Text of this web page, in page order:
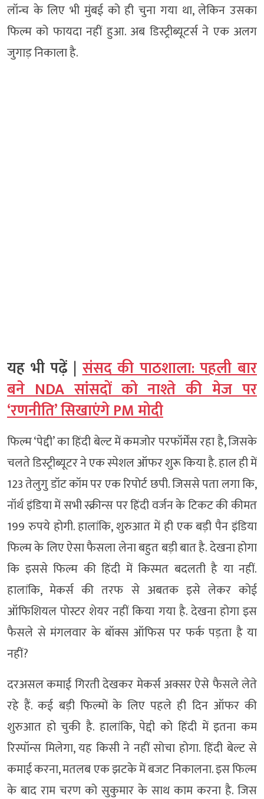
लॉन्च के लिए भी मुंबई को ही चुना गया था, लेकिन उसका
फिल्म को फायदा नहीं हुआ. अब डिस्ट्रीब्यूटर्स ने एक अलग
जुगाड़ निकाला है.
यह भी पढ़ें |संसद की पाठशाला: पहली बार
बने NDA सांसदों को नाश्ते की मेज पर
‘रणनीति’ सिखाएंगे PM मोदी
फिल्म ‘पेद्दी’ का हिंदी बेल्ट में कमजोर परफॉर्मेंस रहा है, जिसके
चलते डिस्ट्रीब्यूटर ने एक स्पेशल ऑफर शुरू किया है. हाल ही में
123 तेलुगु डॉट कॉम पर एक रिपोर्ट छपी. जिससे पता लगा कि,
नॉर्थ इंडिया में सभी स्क्रीन्स पर हिंदी वर्जन के टिकट की कीमत
199 रुपये होगी. हालांकि, शुरुआत में ही एक बड़ी पैन इंडिया
फिल्म के लिए ऐसा फैसला लेना बहुत बड़ी बात है. देखना होगा
कि इससे फिल्म की हिंदी में किस्मत बदलती है या नहीं.
हालांकि, मेकर्स की तरफ से अबतक इसे लेकर कोई
ऑफिशियल पोस्टर शेयर नहीं किया गया है. देखना होगा इस
फैसले से मंगलवार के बॉक्स ऑफिस पर फर्क पड़ता है या
नहीं?
दरअसल कमाई गिरती देखकर मेकर्स अक्सर ऐसे फैसले लेते
रहे हैं. कई बड़ी फिल्मों के लिए पहले ही दिन ऑफर की
शुरुआत हो चुकी है. हालांकि, पेद्दी को हिंदी में इतना कम
रिस्पॉन्स मिलेगा, यह किसी ने नहीं सोचा होगा. हिंदी बेल्ट से
कमाई करना, मतलब एक झटके में बजट निकालना. इस फिल्म
के बाद राम चरण को सुकुमार के साथ काम करना है. जिस